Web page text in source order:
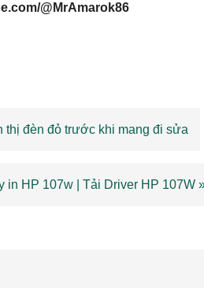
@MrAmarok86
thị đèn đỏ trước khi mang đi sửa
in HP 107w | Tải Driver HP 107W